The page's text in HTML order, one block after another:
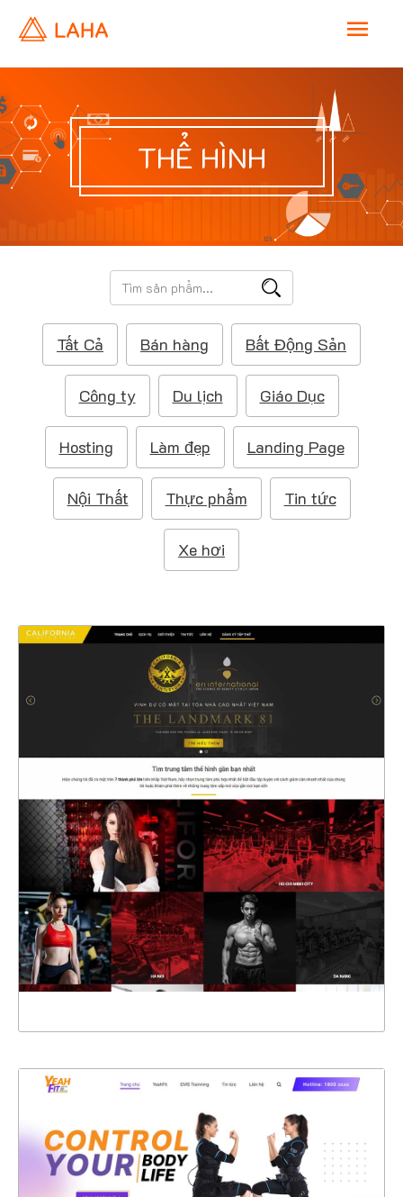
M
a
i
n
n
u
THỂ HÌNH
T
ì
m
i
ế
m
Tất Cả Bán hàng Bất Động Sản
Công ty Du lịch Giáo Dục
Hosting Làm đẹp Landing Page
Nội Thất Thực phẩm Tin tức
Xe hơi
4553
CHI TIẾT
XEM THỰC TẾ